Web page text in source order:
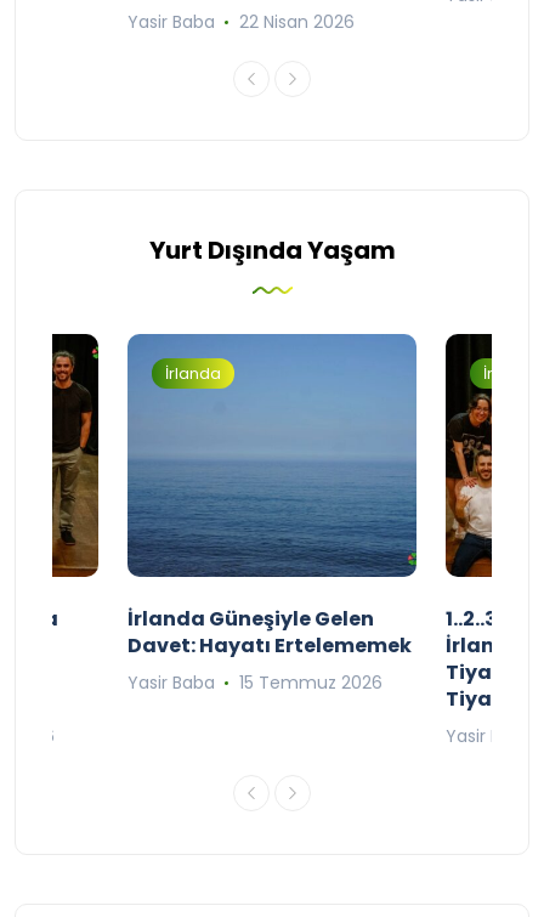
Yasir Baba
22 Nisan 2026
Yurt Dışında Yaşam
2026
İrlanda
İrlanda Güneşiyle Gelen
Davet: Hayatı Ertelememek
Yasir Baba 15 Temmuz 2026
İrlanda
1..2..3..
Tiyatro
Yasir Baba